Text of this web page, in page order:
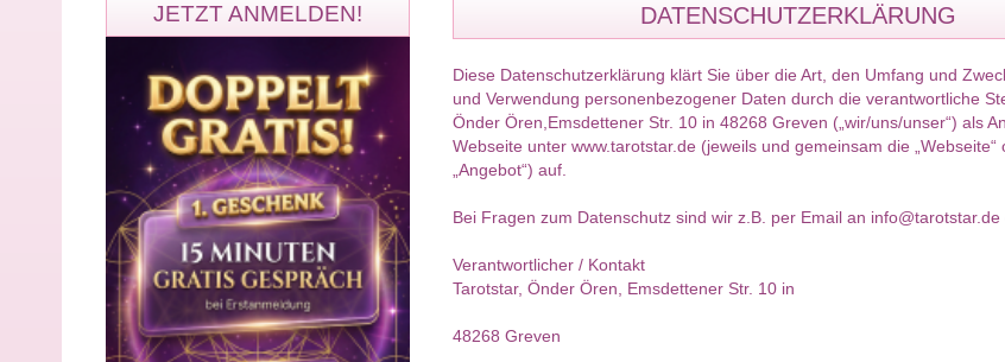
JETZT ANMELDEN! DATENSCHUTZERKLÄRUNG
Diese Datenschutzerklärung klärt Sie über die Art, den Umfang und
und Verwendung personenbezogener Daten durch die verantwortliche
Önder Ören,Emsdettener Str. 10 in 48268 Greven („wir/uns/unser“) als
Webseite unter www.tarotstar.de (jeweils und gemeinsam die „Webseite“
„Angebot“) auf.
Bei Fragen zum Datenschutz sind wir z.B. per Email an info@tarotstar.de
Verantwortlicher / Kontakt
Tarotstar, Önder Ören, Emsdettener Str. 10 in
48268 Greven